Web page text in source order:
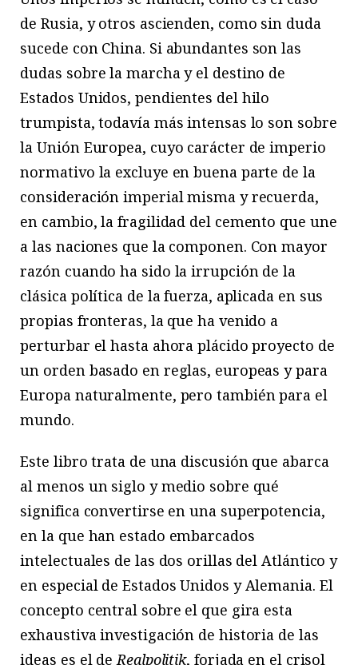
de Rusia, y otros ascienden, como sin duda
sucede con China. Si abundantes son las
dudas sobre la marcha y el destino de
Estados Unidos, pendientes del hilo
trumpista, todavía más intensas lo son sobre
la Unión Europea, cuyo carácter de imperio
normativo la excluye en buena parte de la
consideración imperial misma y recuerda,
en cambio, la fragilidad del cemento que une
a las naciones que la componen. Con mayor
razón cuando ha sido la irrupción de la
clásica política de la fuerza, aplicada en sus
propias fronteras, la que ha venido a
perturbar el hasta ahora plácido proyecto de
un orden basado en reglas, europeas y para
Europa naturalmente, pero también para el
mundo.
Este libro trata de una discusión que abarca
al menos un siglo y medio sobre qué
significa convertirse en una superpotencia,
en la que han estado embarcados
intelectuales de las dos orillas del Atlántico y
en especial de Estados Unidos y Alemania. El
concepto central sobre el que gira esta
exhaustiva investigación de historia de las
ideas es el de Realpolitik, forjada en el crisol